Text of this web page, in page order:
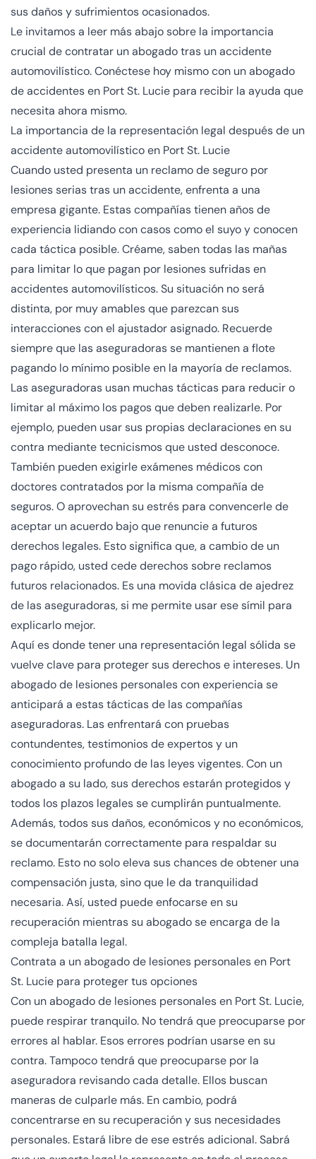
sus daños y sufrimientos ocasionados.
Le invitamos a leer más abajo sobre la importancia
crucial de contratar unabogado tras un accidente
automovilístico. Conéctese hoy mismo con un abogado
de accidentes en Port St. Lucie para recibir la ayuda que
necesita ahora mismo.
La importancia de la representación legal después de un
accidente automovilístico en Port St. Lucie
Cuando usted presenta un reclamo de seguro por
lesiones serias tras un accidente, enfrenta a una
empresa gigante. Estas compañías tienen años de
experiencia lidiando con casos como el suyo y conocen
cada táctica posible. Créame, saben todas las mañas
para limitar lo que pagan por lesiones sufridas en
accidentes automovilísticos. Su situación no será
distinta, por muy amables que parezcan sus
interacciones con el ajustador asignado. Recuerde
siempre que las aseguradoras se mantienen a flote
pagando lo mínimo posible en la mayoría de reclamos.
Las aseguradoras usan muchas tácticas para reducir o
limitar al máximo los pagos que deben realizarle. Por
ejemplo, pueden usar sus propias declaraciones en su
contra mediante tecnicismos que usted desconoce.
También pueden exigirle exámenes médicos con
doctores contratados por la misma compañía de
seguros. O aprovechan su estrés para convencerle de
aceptar un acuerdo bajo que renuncie a futuros
derechos legales. Esto significa que, a cambio de un
pago rápido, usted cede derechos sobre reclamos
futuros relacionados. Es una movida clásica de ajedrez
de las aseguradoras, si me permite usar ese símil para
explicarlo mejor.
Aquí es donde tener una representación legal sólida se
vuelve clave para proteger sus derechos e intereses. Un
abogado de lesiones personales con experiencia se
anticipará a estas tácticas de las compañías
aseguradoras. Las enfrentará con pruebas
contundentes, testimonios de expertos y un
conocimiento profundo de las leyes vigentes. Con un
abogado a su lado, sus derechos estarán protegidos y
todos los plazos legales se cumplirán puntualmente.
Además, todos sus daños, económicos y no económicos,
se documentarán correctamente para respaldar su
reclamo. Esto no solo eleva sus chances de obtener una
compensación justa, sino que le da tranquilidad
necesaria. Así, usted puede enfocarse en su
recuperación mientras su abogado se encarga de la
compleja batalla legal.
Contrata a un abogado de lesiones personales en Port
St. Lucie para proteger tus opciones
Con un abogado de lesiones personales en Port St. Lucie,
puede respirar tranquilo. No tendrá que preocuparse por
errores al hablar. Esos errores podrían usarse en su
contra. Tampoco tendrá que preocuparse por la
aseguradora revisando cada detalle. Ellos buscan
maneras de culparle más. En cambio, podrá
concentrarse en su recuperación y sus necesidades
personales. Estará libre de ese estrés adicional. Sabrá